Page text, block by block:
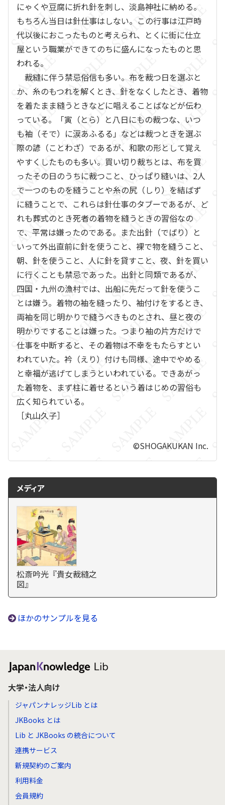
にゃくや豆腐に折れ針を刺し、淡島神社に納める。
もちろん当日は針仕事はしない。この行事は江戸時
代以後におこったものと考えられ、とくに街に仕立
屋という職業ができてのちに盛んになったものと思
われる。
裁縫に伴う禁忌俗信も多い。布を裁つ日を選ぶと
か、糸のもつれを解くとき、針をなくしたとき、着物
を着たまま縫うときなどに唱えることばなどが伝わ
っている。「寅（とら）と八日にもの裁つな、いつ
も袖（そで）に涙あふるる」などは裁つときを選ぶ
際の諺（ことわざ）であるが、和歌の形として覚え
やすくしたものも多い。買い切り裁ちとは、布を買
ったその日のうちに裁つこと、ひっぱり縫いは、2人
で一つのものを縫うことや糸の尻（しり）を結ばず
に縫うことで、これらは針仕事のタブーであるが、ど
れも葬式のとき死者の着物を縫うときの習俗なの
で、平常は嫌ったのである。また出針（でばり）と
いって外出直前に針を使うこと、裸で物を縫うこと、
朝、針を使うこと、人に針を貸すこと、夜、針を買い
に行くことも禁忌であった。出針と同類であるが、
四国・九州の漁村では、出船に先だって針を使うこ
とは嫌う。着物の袖を縫ったり、袖付けをするとき、
両袖を同じ明かりで縫うべきものとされ、昼と夜の
明かりですることは嫌った。つまり袖の片方だけで
仕事を中断すると、その着物は不幸をもたらすとい
われていた。衿（えり）付けも同様、途中でやめる
と幸福が逃げてしまうといわれている。できあがっ
た着物を、まず柱に着せるという着はじめの習俗も
広く知られている。
［丸山久子］
©SHOGAKUKAN Inc.
メディア
松斎吟光『貴女裁縫之
図』
ほかのサンプルを見る
大学・法人向け
ジャパンナレッジLib とは
JKBooks とは
Lib と JKBooks の統合について
連携サービス
新規契約のご案内
利用料金
会員規約